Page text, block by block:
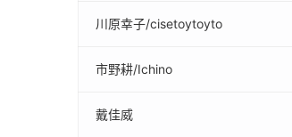
川原幸子/cisetoytoyto
市野耕/Ichino
戴佳威